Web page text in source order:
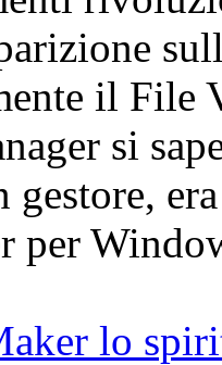
il File
si
gestore,
per
lo